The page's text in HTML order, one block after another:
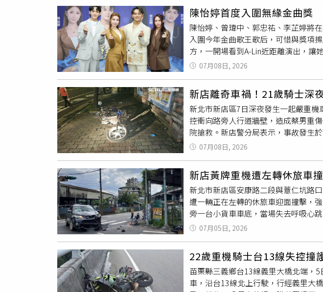
旅車沿民族陸橋外側快車道往北行駛
指示通行，導致後方正常直行的機車
例》相關規定，可處新台幣600元以
進一步釐清。這起事故也再次引發外
其他用路人行車動向的重要工具，也
陳怡婷首度入圍無緣金曲獎
陳怡婷、曾瑋中、郭忠祐、李芷婷將
入圍今年金曲歌王歌后，可惜與獎項
方，一開場看到A-Lin近距離演出，讓
趕快做出好作品再進去一次，平常小
的小撇步，並分享對方的貼心事蹟
大雨，所以她很擔心走紅毯時摔倒，
則笑說：「她真的是用腹語叫我慢一
祥集團提供）此次演唱會首日剛好是
後，爸爸傳訊息說：「有入圍很棒，
糖尿病，經過飲食及藥物控制也逐漸
趣是很好的事情。郭忠祐父親在他國
然沒有特別準備要給爸爸的歌，但
到場看演出，會以爸爸的身體狀況為
「跟他算滿穩定的，不太會因為評論
07月08日, 2026
新店離奇車禍！21歲騎士
新北市新店區7日深夜發生一起嚴重
控衝向路旁人行道牆壁，造成蔡男重
院搶救。新店警分局表示，事故發生
理。初步調查顯示，蔡男當時與2名
人行道牆壁，撞擊力道相當猛烈，
徵象，立即將人送往新店慈濟醫院急
施呼氣酒測或抽血檢驗，後續將視醫
釐清，同時已通知家屬趕赴醫院協助
07月08日, 2026
新店黃牌重機遭左轉休旅車
新北市新店區安康路二段與薏仁坑路
遭一輛正在左轉的休旅車迎面撞擊，
旁一台小貨車車底，當場失去呼吸心
趕赴現場。救護人員到場時，騎士已
在現場實施交通管制，並調閱周邊
07月05日, 2026
22歲重機騎士台13線失控
苗栗縣三義鄉台13線義里大橋北端，
車，沿台13線北上行駛，行經義里大